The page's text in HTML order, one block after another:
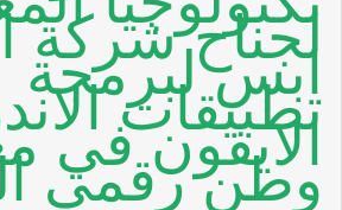
لجناح
ابس لبرمجة
تطبيقات
الايفون في
وطن رقمي